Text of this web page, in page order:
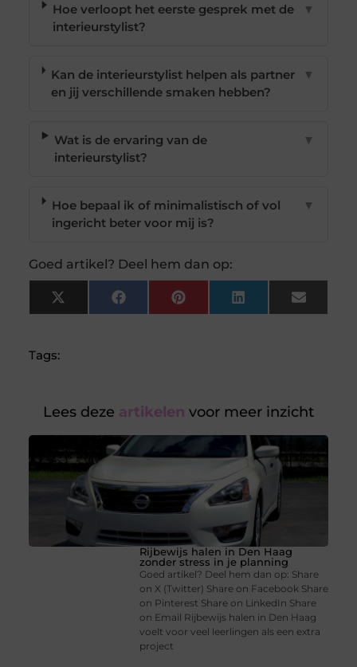
Hoe verloopt het eerste gesprek met de
interieurstylist?
▼
Kan de interieurstylist helpen als partner
en jij verschillende smaken hebben?
▼
Wat is de ervaring van de
interieurstylist?
▼
Hoe bepaal ik of minimalistisch of vol
ingericht beter voor mij is?
▼
Goed artikel? Deel hem dan op:
X
(Twitter)
FacebookPinterest LinkedIn Email
Tags:
Lees deze artikelen voor meer inzicht
Rijbewijs halen in Den Haag
zonder stress in je planning
Goed artikel? Deel hem dan op: Share
on X (Twitter) Share on Facebook Share
on Pinterest Share on LinkedIn Share
on Email Rijbewijs halen in Den Haag
voelt voor veel leerlingen als een extra
project